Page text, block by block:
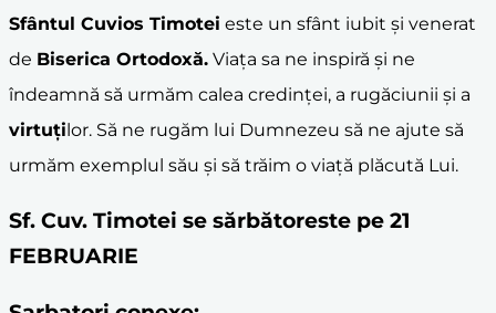
Sfântul Cuvios Timotei este un sfânt iubit și venerat
de Biserica Ortodoxă. Viața sa ne inspiră și ne
îndeamnă să urmăm calea credinței, a rugăciunii și a
virtuților. Să ne rugăm lui Dumnezeu să ne ajute să
urmăm exemplul său și să trăim o viață plăcută Lui.
Sf. Cuv. Timotei se sărbătoreste pe 21
FEBRUARIE